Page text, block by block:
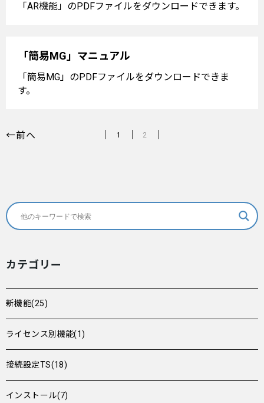
「AR機能」のPDFファイルをダウンロードできます。
「簡易MG」マニュアル
「簡易MG」のPDFファイルをダウンロードできま
す。
←前へ 1 2
カテゴリー
新機能(25)
ライセンス別機能(1)
接続設定TS(18)
インストール(7)